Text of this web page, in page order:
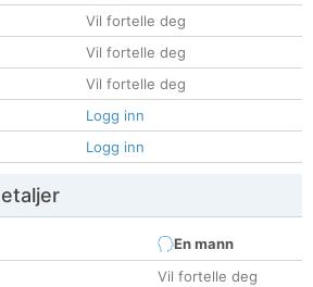
Vil fortelle deg
Vil fortelle deg
Vil fortelle deg
Logg inn
Logg inn
En mann
Vil fortelle deg